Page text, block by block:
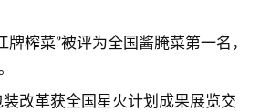
牌榨菜”被评为全国酱腌菜第一名，
改革获全国星火计划成果展览交